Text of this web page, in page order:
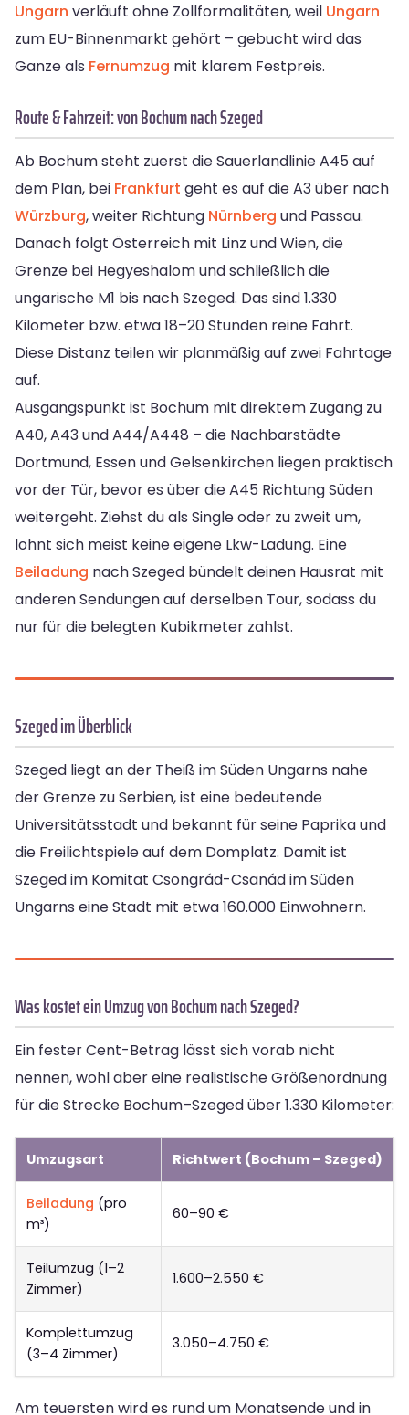
Ungarn verläuft ohne Zollformalitäten, weil Ungarn
zum EU-Binnenmarkt gehört – gebucht wird das
Ganze als Fernumzug mit klarem Festpreis.
Route & Fahrzeit: von Bochum nach Szeged
Ab Bochum steht zuerst die Sauerlandlinie A45 auf
dem Plan, bei Frankfurt geht es auf die A3 über nach
Würzburg, weiter Richtung Nürnberg und Passau.
Danach folgt Österreich mit Linz und Wien, die
Grenze bei Hegyeshalom und schließlich die
ungarische M1 bis nach Szeged. Das sind 1.330
Kilometer bzw. etwa 18–20 Stunden reine Fahrt.
Diese Distanz teilen wir planmäßig auf zwei Fahrtage
auf.
Ausgangspunkt ist Bochum mit direktem Zugang zu
A40, A43 und A44/A448 – die Nachbarstädte
Dortmund, Essen und Gelsenkirchen liegen praktisch
vor der Tür, bevor es über die A45 Richtung Süden
weitergeht. Ziehst du als Single oder zu zweit um,
lohnt sich meist keine eigene Lkw-Ladung. Eine
Beiladung nach Szeged bündelt deinen Hausrat mit
anderen Sendungen auf derselben Tour, sodass du
nur für die belegten Kubikmeter zahlst.
Szeged im Überblick
Szeged liegt an der Theiß im Süden Ungarns nahe
der Grenze zu Serbien, ist eine bedeutende
Universitätsstadt und bekannt für seine Paprika und
die Freilichtspiele auf dem Domplatz. Damit ist
Szeged im Komitat Csongrád-Csanád im Süden
Ungarns eine Stadt mit etwa 160.000 Einwohnern.
Was kostet ein Umzug von Bochum nach Szeged?
Ein fester Cent-Betrag lässt sich vorab nicht
nennen, wohl aber eine realistische Größenordnung
für die Strecke Bochum–Szeged über 1.330 Kilometer:
Umzugsart Richtwert (Bochum – Szeged)
Beiladung (pro
m³)
60–90 €
Teilumzug (1–2
Zimmer)
1.600–2.550 €
Komplettumzug
(3–4 Zimmer)
3.050–4.750 €
Am teuersten wird es rund um Monatsende und in